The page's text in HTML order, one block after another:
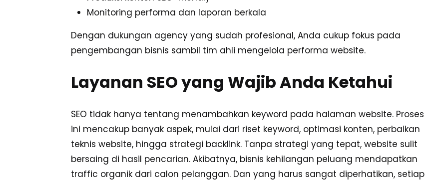
Monitoring performa dan laporan berkala
Dengan dukungan agency yang sudah profesional, Anda cukup fokus pada
pengembangan bisnis sambil tim ahli mengelola performa website.
Layanan SEO yang Wajib Anda Ketahui
SEO tidak hanya tentang menambahkan keyword pada halaman website. Proses
ini mencakup banyak aspek, mulai dari riset keyword, optimasi konten, perbaikan
teknis website, hingga strategi backlink. Tanpa strategi yang tepat, website sulit
bersaing di hasil pencarian. Akibatnya, bisnis kehilangan peluang mendapatkan
traffic organik dari calon pelanggan. Dan yang harus sangat diperhatikan, setiap